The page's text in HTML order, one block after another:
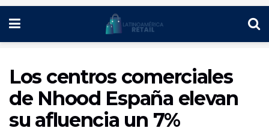
Los centros comerciales
de Nhood España elevan
su afluencia un 7%